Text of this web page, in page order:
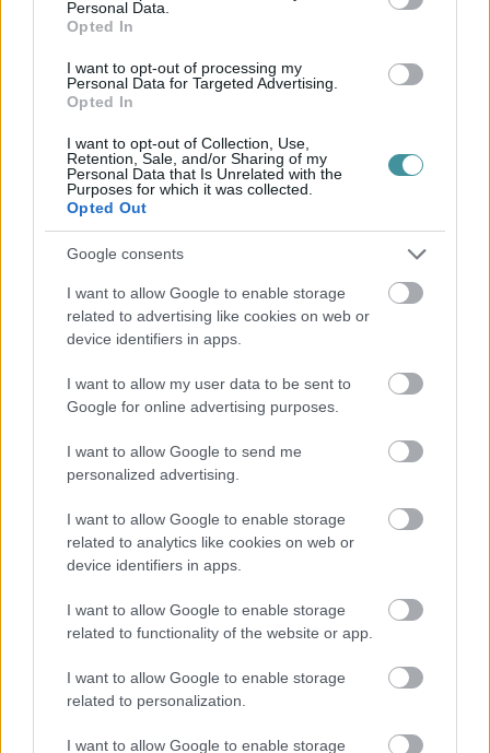
Personal Data.
Opted In
I want to opt-out of processing my
Personal Data for Targeted Advertising.
Opted In
I want to opt-out of Collection, Use,
Retention, Sale, and/or Sharing of my
Personal Data that Is Unrelated with the
Purposes for which it was collected.
Opted Out
Google consents
I want to allow Google to enable storage
related to advertising like cookies on web or
device identifiers in apps.
I want to allow my user data to be sent to
Google for online advertising purposes.
I want to allow Google to send me
personalized advertising.
I want to allow Google to enable storage
related to analytics like cookies on web or
device identifiers in apps.
I want to allow Google to enable storage
related to functionality of the website or app.
I want to allow Google to enable storage
related to personalization.
I want to allow Google to enable storage
Halmentés Szarvaskőnél: őshonos és védett halakat
mentett...
2026. augusztus 07|Környék ügye